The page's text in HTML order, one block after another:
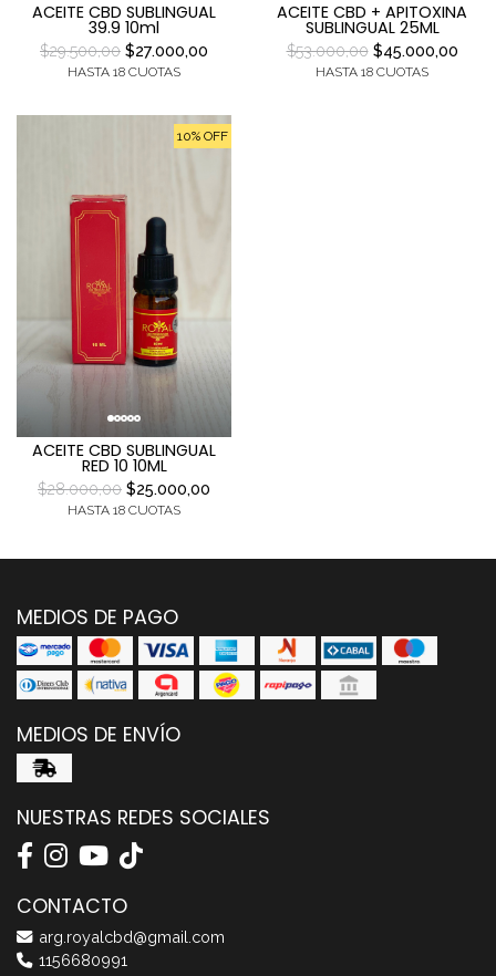
ACEITE CBD SUBLINGUAL
39.9 10ml
$29.500,00 $27.000,00
HASTA 18 CUOTAS
ACEITE CBD + APITOXINA
SUBLINGUAL 25ML
$53.000,00$45.000,00
HASTA 18 CUOTAS
10% OFF
ACEITE CBD SUBLINGUAL
RED 10 10ML
$28.000,00 $25.000,00
HASTA 18 CUOTAS
MEDIOS DE PAGO
MEDIOS DE ENVÍO
NUESTRAS REDES SOCIALES
CONTACTO
arg.royalcbd@gmail.com
1156680991